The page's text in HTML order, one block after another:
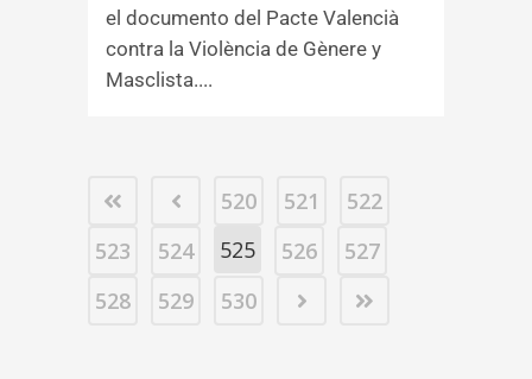
el documento del Pacte Valencià
contra la Violència de Gènere y
Masclista....
520 521
522
523
524 525 526
527
528
529 530